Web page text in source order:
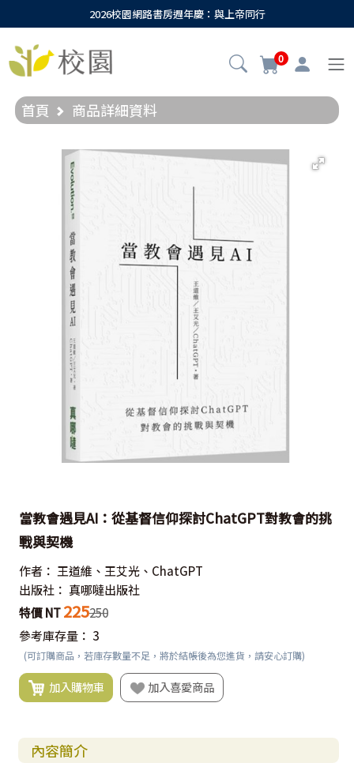
2026校園網路書房週年慶：與上帝同行
0
首頁 商品詳細資料
當教會遇見AI：從基督信仰探討ChatGPT對教會的挑
戰與契機
作者： 王道維、王艾光、ChatGPT
出版社： 真哪噠出版社
特價 NT 225250
參考庫存量： 3
(可訂購商品，若庫存數量不足，將於結帳後為您進貨，請安心訂購)
加入購物車 加入喜愛商品
內容簡介